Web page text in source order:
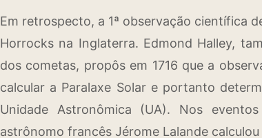
Em retrospecto, a 1ª observação científica
Horrocks na Inglaterra. Edmond Halley,
dos cometas, propôs em 1716 que a
calcular a Paralaxe Solar e portanto
Unidade Astronômica (UA). Nos
astrônomo francês Jérome Lalande